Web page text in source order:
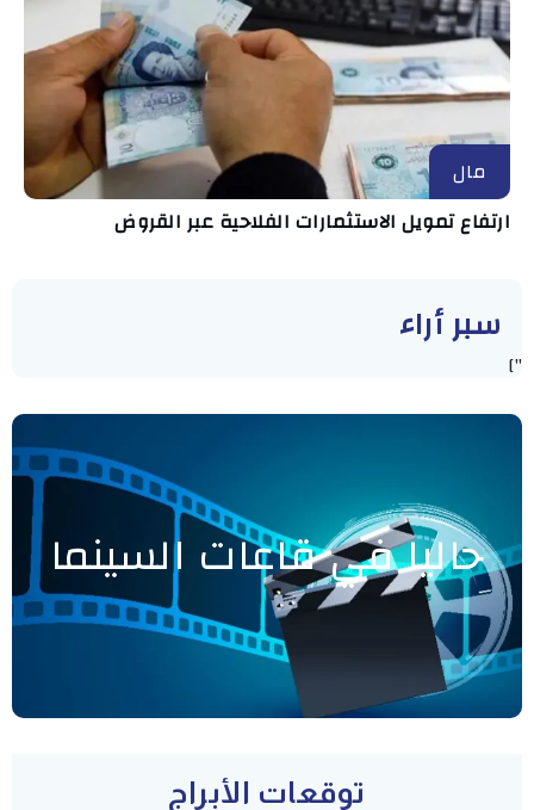
مال
ارتفاع تمويل الاستثمارات الفلاحية عبر القروض
سبر أراء
"]
حاليا في قاعات السينما
توقعات الأبراج